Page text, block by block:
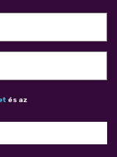
és az